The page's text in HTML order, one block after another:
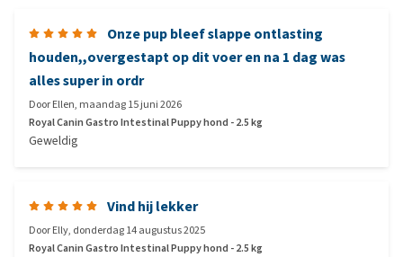
Onze pup bleef slappe ontlasting
houden,,overgestapt op dit voer en na 1 dag was
alles super in ordr
DoorEllen, maandag 15 juni 2026
Royal Canin Gastro Intestinal Puppy hond - 2.5 kg
Geweldig
Vind hij lekker
DoorElly, donderdag 14 augustus 2025
Royal Canin Gastro Intestinal Puppy hond - 2.5 kg